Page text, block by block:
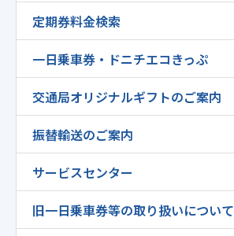
定期券料金検索
一日乗車券・ドニチエコきっぷ
交通局オリジナルギフトのご案内
振替輸送のご案内
サービスセンター
旧一日乗車券等の取り扱いについて